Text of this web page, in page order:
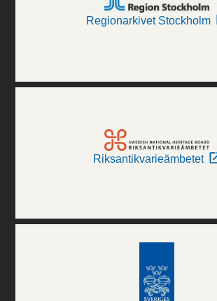
Regionarkivet Stockholm
Riksantikvarieämbetet